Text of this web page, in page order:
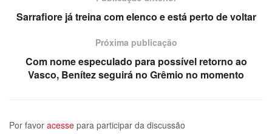
Sarrafiore já treina com elenco e está perto de voltar
Próxima publicação
Com nome especulado para possível retorno ao
Vasco, Benítez seguirá no Grêmio no momento
Por favor acesse para participar da discussão